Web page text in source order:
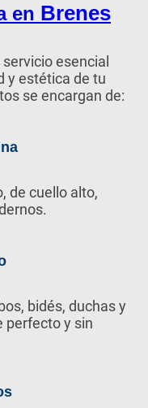
en Brenes
esencial
y estética de tu
se encargan de:
de cuello alto,
bidés, duchas y
perfecto y sin